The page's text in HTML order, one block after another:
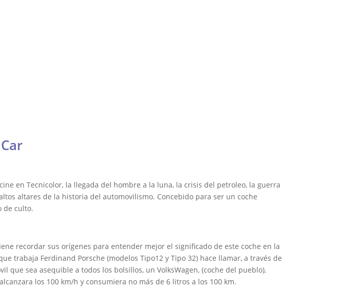
en Tecnicolor, la llegada del hombre a la luna, la crisis del petroleo, la guerra
altares de la historia del automovilismo. Concebido para ser un coche
de culto.
recordar sus orígenes para entender mejor el significado de este coche en la
trabaja Ferdinand Porsche (modelos Tipo12 y Tipo 32) hace llamar, a través de
sea asequible a todos los bolsillos, un VolksWagen, (coche del pueblo),
los 100 km/h y consumiera no más de 6 litros a los 100 km.